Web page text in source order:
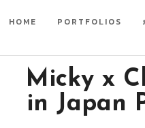
HOME PORTFOLIOS
Micky x
in Japan